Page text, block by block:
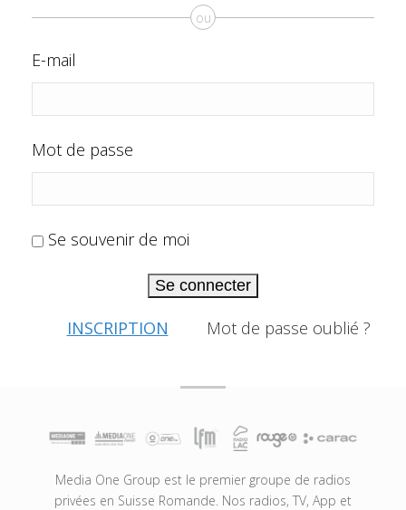
ou
E-mail
Mot de passe
Se souvenir de moi
Se connecter
INSCRIPTION Mot de passe oublié ?
Media One Group est le premier groupe de radios
privées en Suisse Romande. Nos radios, TV, App et